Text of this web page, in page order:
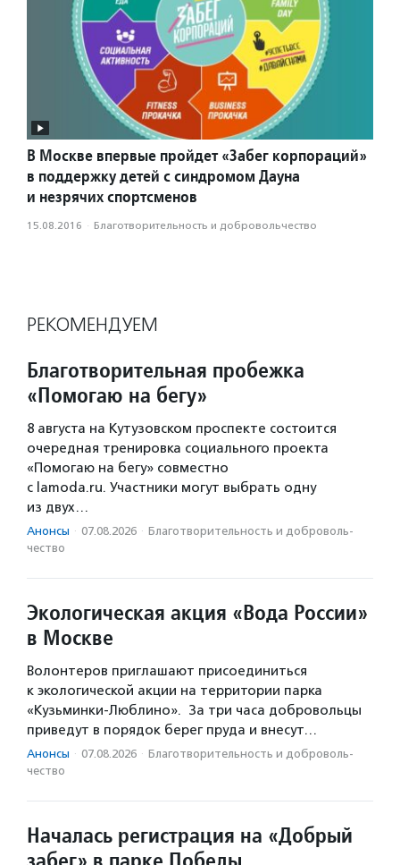
В Москве впервые пройдет «Забег корпораций»
в поддержку детей с синдромом Дауна
и незрячих спортсменов
15.08.2016 · Благотвори­тель­ность и доброволь­чест­во
РЕКОМЕНДУЕМ
Благотворительная пробежка
«Помогаю на бегу»
8 августа на Кутузовском проспекте состоится
очередная тренировка социального проекта
«Помогаю на бегу» совместно
с lamoda.ru. Участники могут выбрать одну
из двух…
Анонсы · 07.08.2026 · Благотвори­тель­ность и доброволь­
чест­во
Экологическая акция «Вода России»
в Москве
Волонтеров приглашают присоединиться
к экологической акции на территории парка
«Кузьминки-Люблино». За три часа добровольцы
приведут в порядок берег пруда и внесут…
Анонсы · 07.08.2026 · Благотвори­тель­ность и доброволь­
чест­во
Началась регистрация на «Добрый